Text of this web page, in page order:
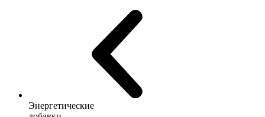
Энергетические